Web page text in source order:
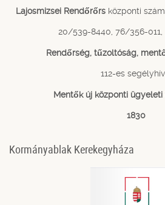
Lajosmizsei Rendőrőrsközponti
20/539-8440, 76/356-
Rendőrség, tűzoltóság,
112-es
Mentők új központi
1830
Kormányablak Kerekegyháza